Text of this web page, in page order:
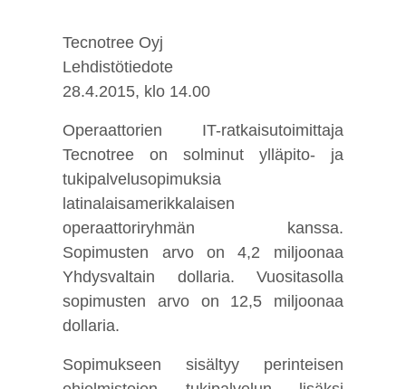
Tecnotree Oyj
Lehdistötiedote
28.4.2015, klo 14.00
Operaattorien IT-ratkaisutoimittaja
Tecnotree on solminut ylläpito- ja
tukipalvelusopimuksia
latinalaisamerikkalaisen
operaattoriryhmän kanssa.
Sopimusten arvo on 4,2 miljoonaa
Yhdysvaltain dollaria. Vuositasolla
sopimusten arvo on 12,5 miljoonaa
dollaria.
Sopimukseen sisältyy perinteisen